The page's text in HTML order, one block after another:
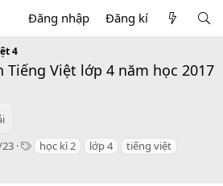
Đăng nhập Đăng kí
4
Việt lớp 4 năm học 2017
T học kì 2 lớp 4
tiếng việt